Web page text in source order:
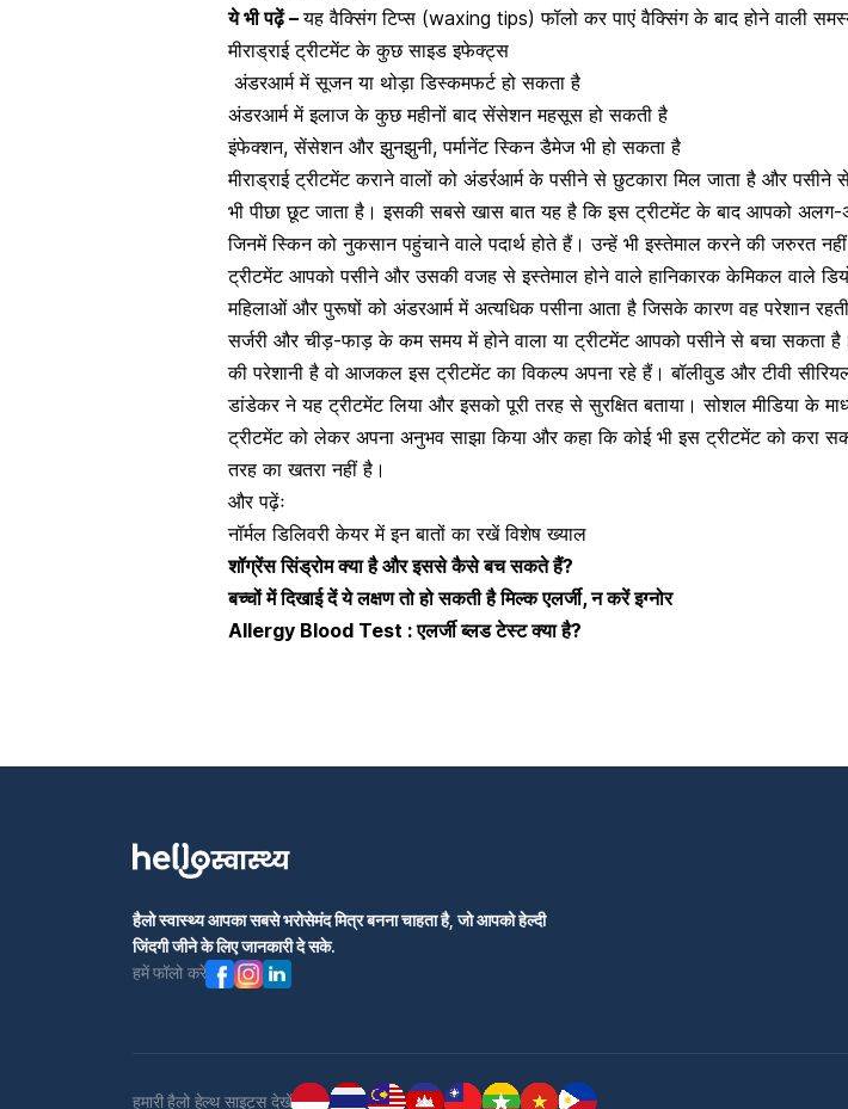
ये भी पढ़ें –यह वैक्सिंग टिप्स (waxing tips) फॉलो कर पाएं वैक्सिंग के बाद होने वाली
मीराड्राई ट्रीटमेंट के कुछ साइड इफेक्ट्स
अंडरआर्म मेंसूजनया थोड़ा डिस्कमफर्ट हो सकता है
अंडरआर्म में इलाज के कुछ महीनों बादसेंसेशन महसूस हो सकती है
इंफेक्शन,सेंसेशनऔरझुनझुनी, पर्मानेंटस्किन डैमेजभी हो सकता है
मीराड्राई ट्रीटमेंट कराने वालों को अंडर्रआर्म के पसीने से छुटकारा मिल जाता है और
भी पीछा छूट जाता है। इसकी सबसे खास बात यह है कि इस ट्रीटमेंट के बाद आपको
जिनमें स्किन को नुकसान पहुंचाने वाले पदार्थ होते हैं। उन्हें भी इस्तेमाल करने की जरुरत
ट्रीटमेंट आपको पसीने और उसकी वजह से इस्तेमाल होने वाले हानिकारक केमिकल वाले
महिलाओं और पुरूषों को अंडरआर्म में अत्यधिक पसीना आता है जिसके कारण वह परेशान
सर्जरी और चीड़-फाड़ के कम समय में होने वाला या ट्रीटमेंट आपको पसीने से बचा सकता
की परेशानी है वो आजकल इस ट्रीटमेंट का विकल्प अपना रहे हैं। बॉलीवुड और टीवी
डांडेकर ने यह ट्रीटमेंट लिया और इसको पूरी तरह से सुरक्षित बताया। सोशल मीडिया के
ट्रीटमेंट को लेकर अपना अनुभव साझा किया और कहा कि कोई भी इस ट्रीटमेंट को करा
तरह का खतरा नहीं है।
और पढ़ेंः
नॉर्मल डिलिवरी केयर में इन बातों का रखें विशेष ख्याल
शॉग्रेंस सिंड्रोम क्या है और इससे कैसे बच सकते हैं?
बच्चों में दिखाई दें ये लक्षण तो हो सकती है मिल्क एलर्जी, न करें इग्नोर
Allergy Blood Test : एलर्जी ब्लड टेस्ट क्या है?
हैलो स्वास्थ्य आपका सबसे भरोसेमंद मित्र बनना चाहता है, जो आपको हेल्दी
जिंदगी जीने के लिए जानकारी दे सके.
हमें फॉलो करें
हमारी हैलो हेल्थ साइट्स देखें